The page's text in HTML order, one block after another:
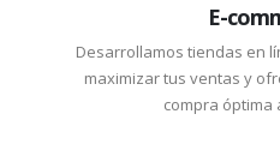
E-
Desarrollamos tiendas en
maximizar tus ventas y
compra óptima